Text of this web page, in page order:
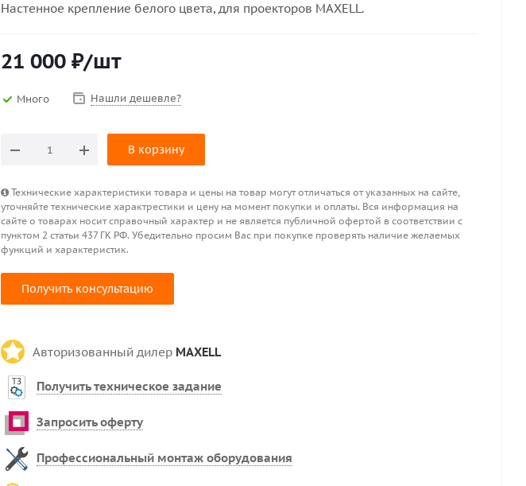
Настенное крепление белого цвета, для проекторов MAXELL.
21 000 ₽/шт
Много Нашли дешевле?
В корзину
Технические характеристики товара и цены на товар могут отличаться от указанных на сайте,
уточняйте технические характрестики и цену на момент покупки и оплаты. Вся информация на
сайте о товарах носит справочный характер и не является публичной офертой в соответствии с
пунктом 2 статьи 437 ГК РФ. Убедительно просим Вас при покупке проверять наличие желаемых
функций и характеристик.
Получить консультацию
Авторизованный дилер MAXELL
Получить техническое задание
Запросить оферту
Профессиональный монтаж оборудования